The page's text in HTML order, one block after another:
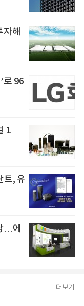
자해
로 96
1
트, 유
…에
더보기